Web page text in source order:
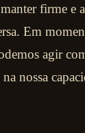
firme e
Em
agir
nossa